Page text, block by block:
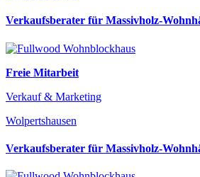
Verkaufsberater für Massivholz-
Freie Mitarbeit
Verkauf & Marketing
Wolpertshausen
Verkaufsberater für Massivholz-